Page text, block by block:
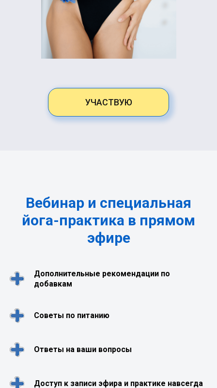
УЧАСТВУЮ
Вебинар и специальная
йога-практика в прямом
эфире
Дополнительные рекомендации по
добавкам
Советы по питанию
Ответы на ваши вопросы
Доступ к записи эфира и практике навсегда